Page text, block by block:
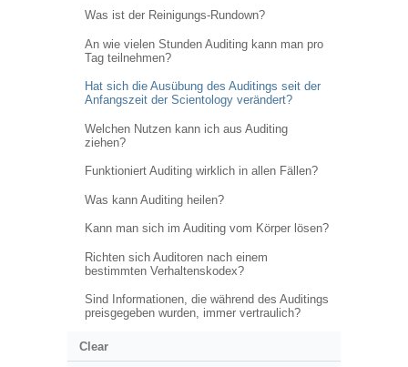
Was ist der Reinigungs-Rundown?
An wie vielen Stunden Auditing kann man pro
Tag teilnehmen?
Hat sich die Ausübung des Auditings seit der
Anfangszeit der Scientology verändert?
Welchen Nutzen kann ich aus Auditing
ziehen?
Funktioniert Auditing wirklich in allen Fällen?
Was kann Auditing heilen?
Kann man sich im Auditing vom Körper lösen?
Richten sich Auditoren nach einem
bestimmten Verhaltenskodex?
Sind Informationen, die während des Auditings
preisgegeben wurden, immer vertraulich?
Clear